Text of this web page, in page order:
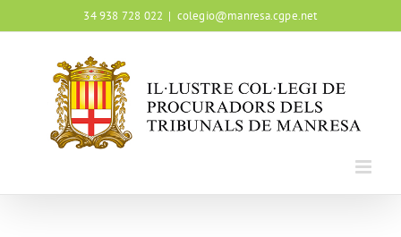
34 938 728 022 | colegio@manresa.cgpe.net